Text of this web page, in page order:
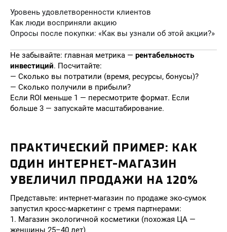
Уровень удовлетворенности клиентов
Как люди восприняли акцию
Опросы после покупки: «Как вы узнали об этой акции?»
Не забывайте: главная метрика — рентабельность
инвестиций. Посчитайте:
— Сколько вы потратили (время, ресурсы, бонусы)?
— Сколько получили в прибыли?
Если ROI меньше 1 — пересмотрите формат. Если
больше 3 — запускайте масштабирование.
ПРАКТИЧЕСКИЙ ПРИМЕР: КАК
ОДИН ИНТЕРНЕТ-МАГАЗИН
УВЕЛИЧИЛ ПРОДАЖИ НА 120%
Представьте: интернет-магазин по продаже эко-сумок
запустил кросс-маркетинг с тремя партнерами:
1. Магазин экологичной косметики (похожая ЦА —
женщины 25–40 лет)